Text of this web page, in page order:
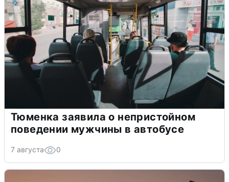
Тюменка заявила о непристойном
поведении мужчины в автобусе
7 августа 0